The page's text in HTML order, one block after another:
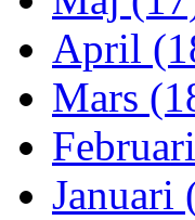
April
Mars
Januari